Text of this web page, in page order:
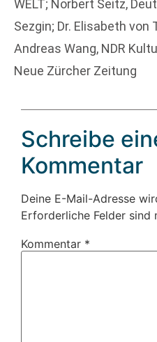
WELT; Norbert Seitz,
Sezgin; Dr. Elisabeth von
Andreas Wang, NDR
Neue Zürcher Zeitung
Schreibe
Kommentar
Deine E-Mail-Adresse
Erforderliche Felder sind
Kommentar *